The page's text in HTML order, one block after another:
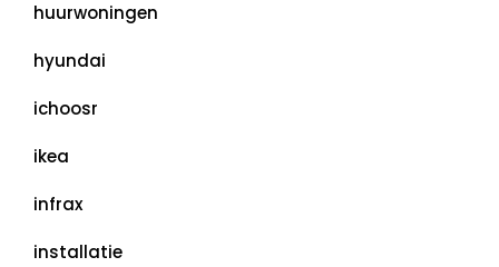
huurwoningen
hyundai
ichoosr
ikea
infrax
installatie